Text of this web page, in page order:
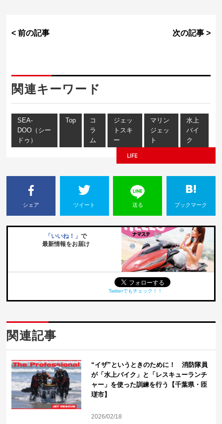
< 前の記事 次の記事 >
関連キーワード
SEA-
DOO（シー
ドゥ）
Top
コ
ラ
ム
ジェッ
トスキ
ー
マリン
ジェッ
ト
水上
バイ
ク
LIFE
シェア ツイート 送る ブックマーク
「いいね！」 で
最新情報をお届け
Twitterでもチェック！！
関連記事
“イザ”というときのために！ 消防隊員
が「水上バイク」と「レスキューランチ
ャー」を使った訓練を行う【千葉県・匝
瑳市】
2026/02/18